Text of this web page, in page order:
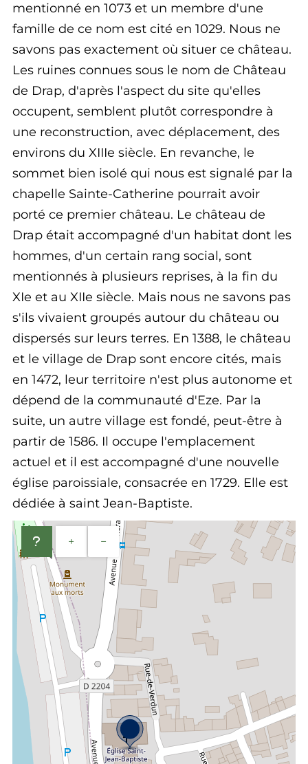
mentionné en 1073 et un membre d'une
famille de ce nom est cité en 1029. Nous ne
savons pas exactement où situer ce château.
Les ruines connues sous le nom de Château
de Drap, d'après l'aspect du site qu'elles
occupent, semblent plutôt correspondre à
une reconstruction, avec déplacement, des
environs du XIIIe siècle. En revanche, le
sommet bien isolé qui nous est signalé par la
chapelle Sainte-Catherine pourrait avoir
porté ce premier château. Le château de
Drap était accompagné d'un habitat dont les
hommes, d'un certain rang social, sont
mentionnés à plusieurs reprises, à la fin du
XIe et au XIIe siècle. Mais nous ne savons pas
s'ils vivaient groupés autour du château ou
dispersés sur leurs terres. En 1388, le château
et le village de Drap sont encore cités, mais
en 1472, leur territoire n'est plus autonome et
dépend de la communauté d'Eze. Par la
suite, un autre village est fondé, peut-être à
partir de 1586. Il occupe l'emplacement
actuel et il est accompagné d'une nouvelle
église paroissiale, consacrée en 1729. Elle est
dédiée à saint Jean-Baptiste.
+ −